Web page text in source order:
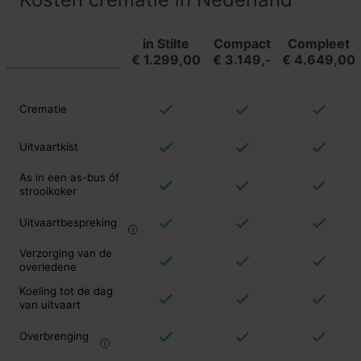
in Stilte
€ 1.299,00
Compact
€ 3.149,-
Compleet
€ 4.649,00
Crematie
Uitvaartkist
As in een as-bus óf
strooikoker
Uitvaartbespreking
Verzorging van de
overledene
Koeling tot de dag
van uitvaart
Overbrenging